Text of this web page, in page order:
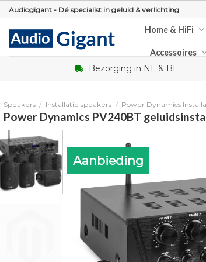
Skip
content
Audiogigant - Dé specialist in geluid & verlichting
Home & HiFi
Accessoires
Bezorging in NL & BE
Speakers / Installatie speakers / Power Dynamics
Power Dynamics PV240BT
Aanbieding